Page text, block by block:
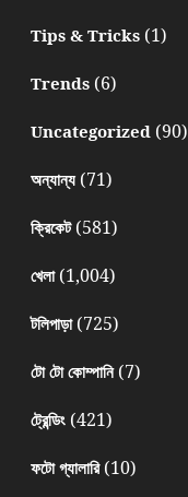
Tips & Tricks(1)
Trends(6)
Uncategorized(90)
অন্যান্য(71)
ক্রিকেট(581)
খেলা(1,004)
টলিপাড়া(725)
টো টো কোম্পানি(7)
ট্রেন্ডিং(421)
ফটো গ্যালারি(10)